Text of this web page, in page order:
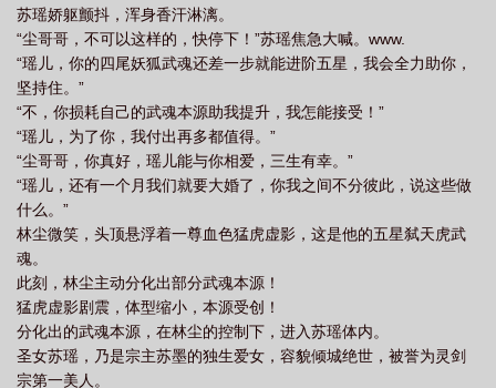
苏瑶娇躯颤抖，浑身香汗淋漓。
“尘哥哥，不可以这样的，快停下！”苏瑶焦急大喊。www.
“瑶儿，你的四尾妖狐武魂还差一步就能进阶五星，我会全力助你，
坚持住。”
“不，你损耗自己的武魂本源助我提升，我怎能接受！”
“瑶儿，为了你，我付出再多都值得。”
“尘哥哥，你真好，瑶儿能与你相爱，三生有幸。”
“瑶儿，还有一个月我们就要大婚了，你我之间不分彼此，说这些做
什么。”
林尘微笑，头顶悬浮着一尊血色猛虎虚影，这是他的五星弑天虎武
魂。
此刻，林尘主动分化出部分武魂本源！
猛虎虚影剧震，体型缩小，本源受创！
分化出的武魂本源，在林尘的控制下，进入苏瑶体内。
圣女苏瑶，乃是宗主苏墨的独生爱女，容貌倾城绝世，被誉为灵剑
宗第一美人。